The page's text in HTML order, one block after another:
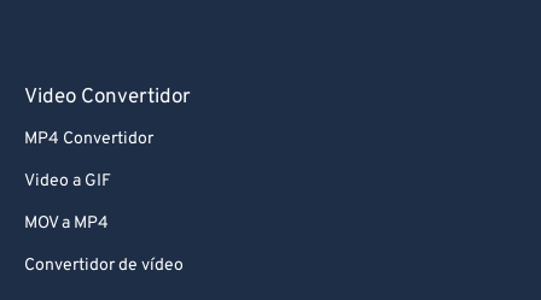
Video Convertidor
MP4 Convertidor
Video a GIF
MOV a MP4
Convertidor de vídeo